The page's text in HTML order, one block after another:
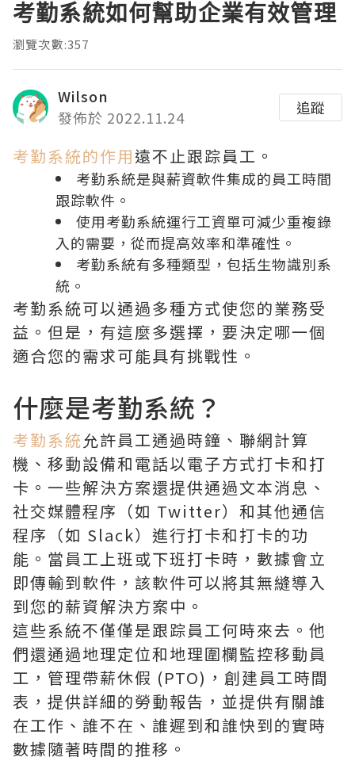
考勤系統如何幫助企業有效管理
瀏覽次數:357
Wilson
發佈於 2022.11.24
追蹤
考勤系統的作用遠不止跟踪員工。
考勤系統是與薪資軟件集成的員工時間
跟踪軟件。
使用考勤系統運行工資單可減少重複錄
入的需要，從而提高效率和準確性。
考勤系統有多種類型，包括生物識別系
統。
考勤系統可以通過多種方式使您的業務受
益。但是，有這麼多選擇，要決定哪一個
適合您的需求可能具有挑戰性。
什麼是考勤系統？
考勤系統允許員工通過時鐘、聯網計算
機、移動設備和電話以電子方式打卡和打
卡。一些解決方案還提供通過文本消息、
社交媒體程序（如 Twitter）和其他通信
程序（如 Slack）進行打卡和打卡的功
能。當員工上班或下班打卡時，數據會立
即傳輸到軟件，該軟件可以將其無縫導入
到您的薪資解決方案中。
這些系統不僅僅是跟踪員工何時來去。他
們還通過地理定位和地理圍欄監控移動員
工，管理帶薪休假 (PTO)，創建員工時間
表，提供詳細的勞動報告，並提供有關誰
在工作、誰不在、誰遲到和誰快到的實時
數據隨著時間的推移。